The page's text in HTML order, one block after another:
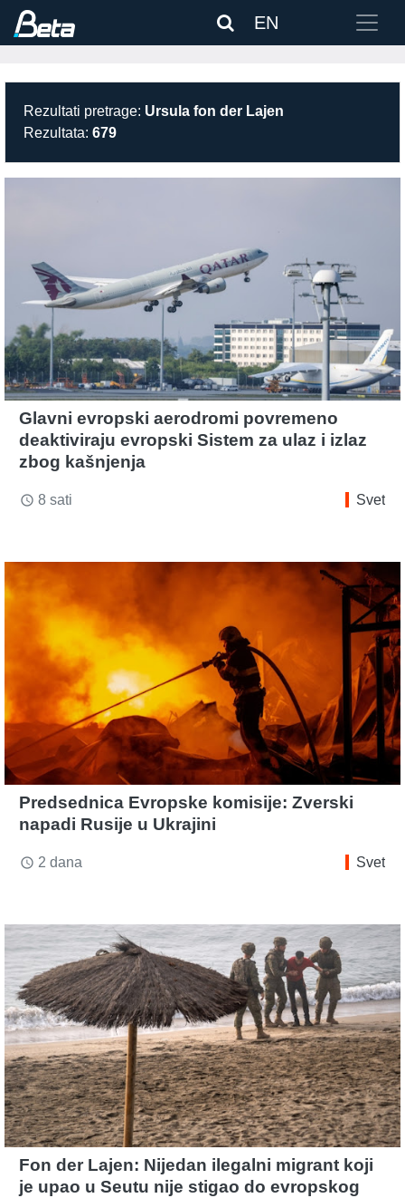
EN
Rezultati pretrage: Ursula fon der Lajen
Rezultata: 679
Glavni evropski aerodromi povremeno
deaktiviraju evropski Sistem za ulaz i izlaz
zbog kašnjenja
access_time 8 sati Svet
Predsednica Evropske komisije: Zverski
napadi Rusije u Ukrajini
access_time 2 dana Svet
Fon der Lajen: Nijedan ilegalni migrant koji
je upao u Seutu nije stigao do evropskog